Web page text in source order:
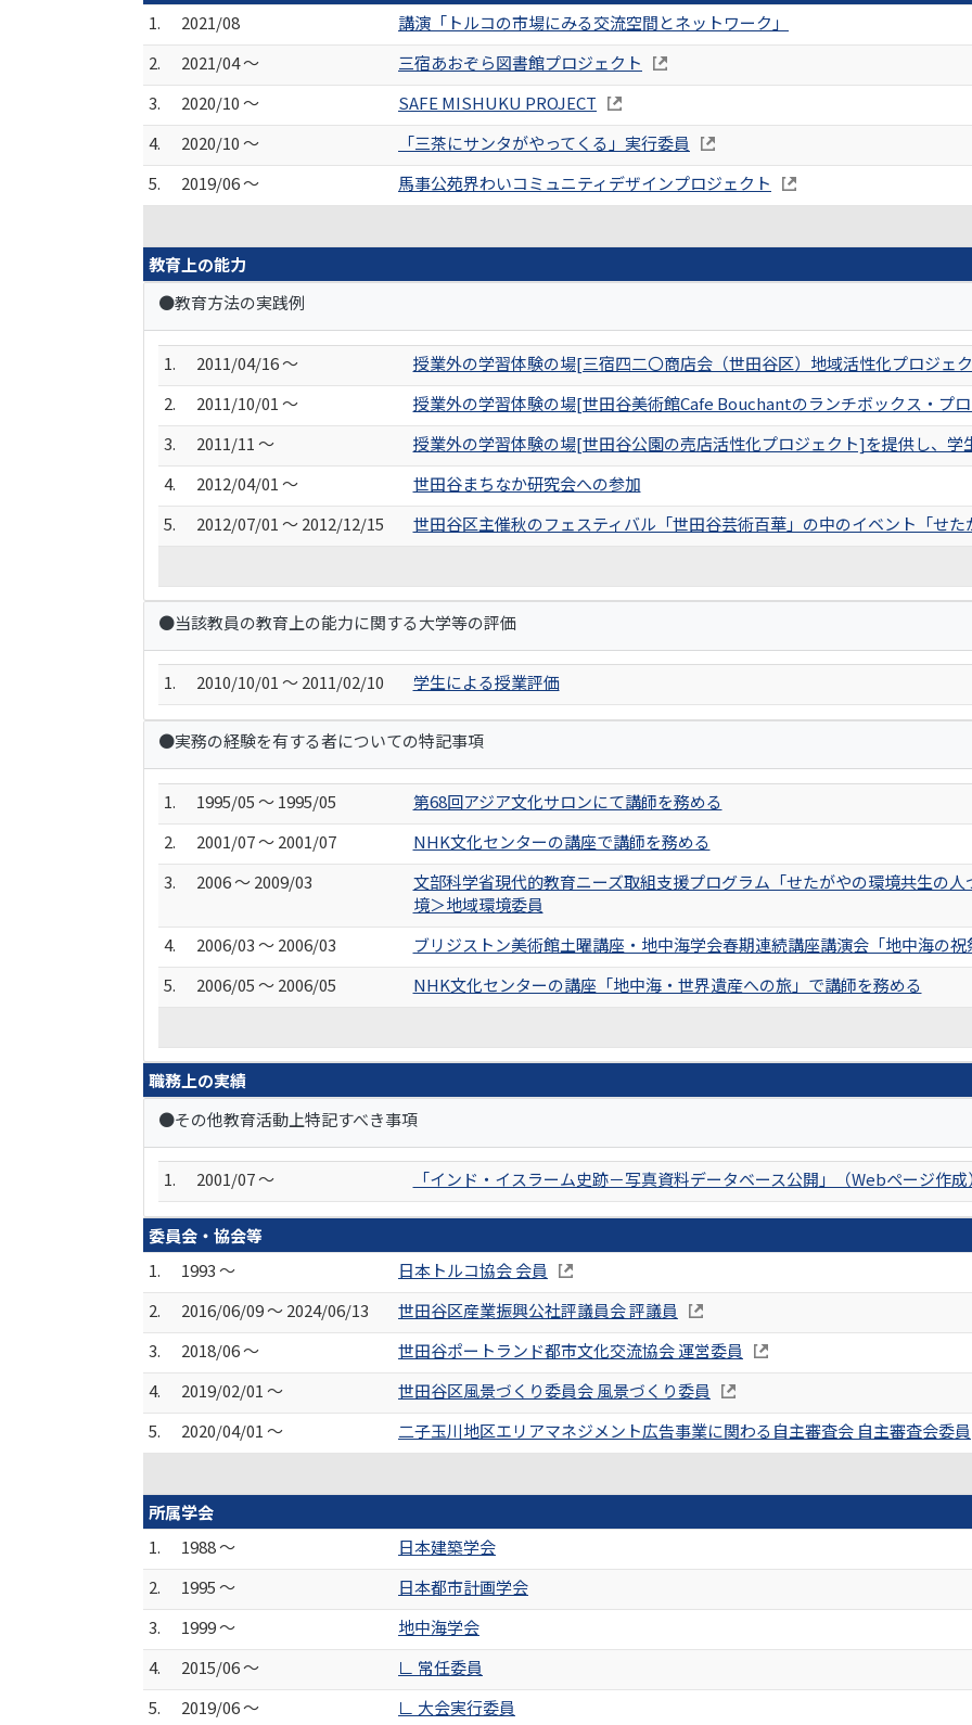
1.
2021/08
講演「トルコの市場にみる交流空間とネットワーク」
2.
2021/04 ～
三宿あおぞら図書館プロジェクト
3.
2020/10 ～
SAFE MISHUKU PROJECT
4.
2020/10 ～
「三茶にサンタがやってくる」実行委員
5.
2019/06 ～
馬事公苑界わいコミュニティデザインプロジェクト
教育上の能力
●教育方法の実践例
1. 2011/04/16 ～
授業外の学習体験の場[三宿四二〇商店会（世田谷区）地域活性化プロジェ
2.
2011/10/01 ～
授業外の学習体験の場[世田谷美術館Cafe Bouchantのランチボックス・プ
3.
2011/11 ～
授業外の学習体験の場[世田谷公園の売店活性化プロジェクト]を提供し、学
4.
2012/04/01 ～
世田谷まちなか研究会への参加
5.
2012/07/01 ～ 2012/12/15
世田谷区主催秋のフェスティバル「世田谷芸術百華」の中のイベント「せ
●当該教員の教育上の能力に関する大学等の評価
1. 2010/10/01 ～ 2011/02/10 学生による授業評価
●実務の経験を有する者についての特記事項
1. 1995/05 ～ 1995/05
第68回アジア文化サロンにて講師を務める
2.
2001/07 ～ 2001/07
NHK文化センターの講座で講師を務める
3.
2006 ～ 2009/03
文部科学省現代的教育ニーズ取組支援プログラム「せたがやの環境共生の
境＞地域環境委員
4.
2006/03 ～ 2006/03
ブリジストン美術館土曜講座・地中海学会春期連続講座講演会「地中海の
5.
2006/05 ～ 2006/05
NHK文化センターの講座「地中海・世界遺産への旅」で講師を務める
職務上の実績
●その他教育活動上特記すべき事項
1. 2001/07 ～ 「インド・イスラーム史跡－写真資料データベース公開」（Webページ作成）
委員会・協会等
1.
1993 ～
日本トルコ協会 会員
2.
2016/06/09 ～ 2024/06/13
世田谷区産業振興公社評議員会 評議員
3.
2018/06 ～
世田谷ポートランド都市文化交流協会 運営委員
4.
2019/02/01 ～
世田谷区風景づくり委員会 風景づくり委員
5.
2020/04/01 ～
二子玉川地区エリアマネジメント広告事業に関わる自主審査会 自主審査会委員
所属学会
1.
1988 ～
日本建築学会
2.
1995 ～
日本都市計画学会
3.
1999 ～
地中海学会
4.
2015/06 ～
∟ 常任委員
5.
2019/06 ～ ∟ 大会実行委員